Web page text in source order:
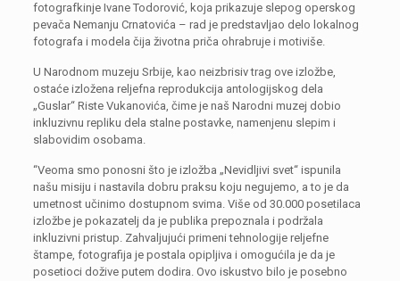
fotografkinje Ivane Todorović, koja prikazuje slepog operskog
pevača Nemanju Crnatovića – rad je predstavljao delo lokalnog
fotografa i modela čija životna priča ohrabruje i motiviše.
U Narodnom muzeju Srbije, kao neizbrisiv trag ove izložbe,
ostaće izložena reljefna reprodukcija antologijskog dela
„Guslar“ Riste Vukanovića, čime je naš Narodni muzej dobio
inkluzivnu repliku dela stalne postavke, namenjenu slepim i
slabovidim osobama.
“Veoma smo ponosni što je izložba „Nevidljivi svet“ ispunila
našu misiju i nastavila dobru praksu koju negujemo, a to je da
umetnost učinimo dostupnom svima. Više od 30.000 posetilaca
izložbe je pokazatelj da je publika prepoznala i podržala
inkluzivni pristup. Zahvaljujući primeni tehnologije reljefne
štampe, fotografija je postala opipljiva i omogućila je da je
posetioci dožive putem dodira. Ovo iskustvo bilo je posebno